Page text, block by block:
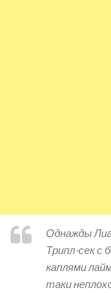
Однажды
Трипл-сек с
каплями
таки